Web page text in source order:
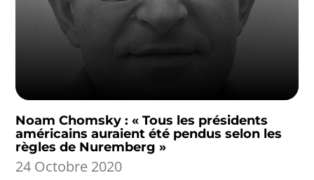
Noam Chomsky : « Tous les présidents
américains auraient été pendus selon les
règles de Nuremberg »
24 Octobre 2020